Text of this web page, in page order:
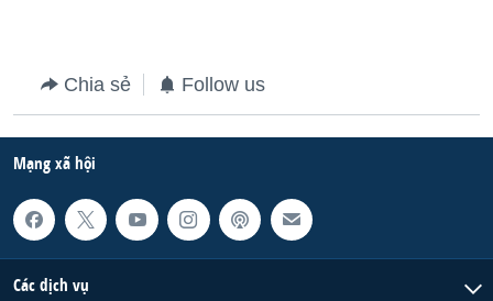
Chia sẻ Follow us
Mạng xã hội
Các dịch vụ